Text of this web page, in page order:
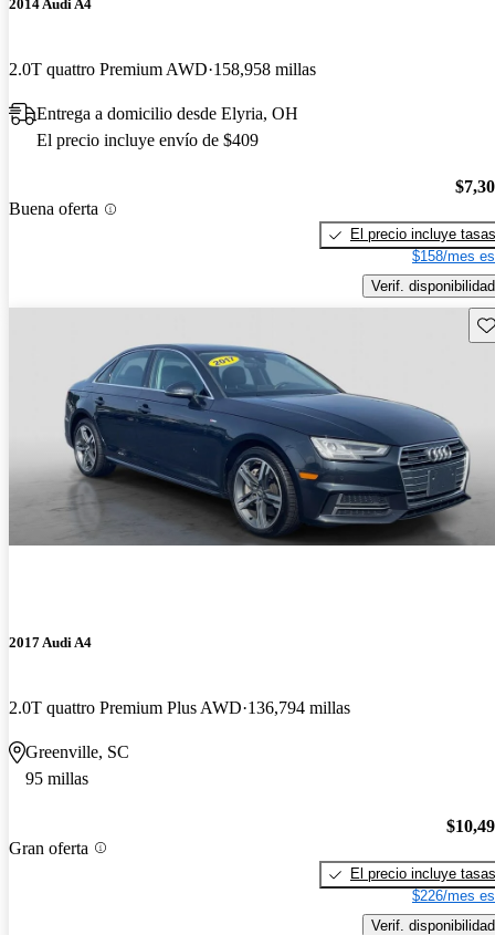
2014 Audi A4
2.0T quattro Premium AWD 158,958 millas
Entrega a domicilio desde Elyria, OH
El precio incluye envío de $409
Buena oferta
El precio incluye tasas
$158/mes
Verif. disponibilidad
2017 Audi A4
2.0T quattro Premium Plus AWD 136,794 millas
Greenville, SC
95 millas
Gran oferta
El precio incluye tasas
$226/mes
Verif. disponibilidad